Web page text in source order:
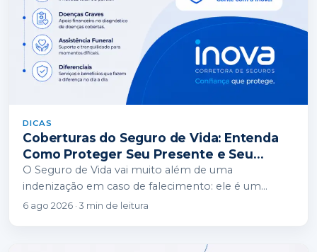
DICAS
Coberturas do Seguro de Vida: Entenda
Como Proteger Seu Presente e Seu
Futuro
O Seguro de Vida vai muito além de uma
indenização em caso de falecimento: ele é um
instrumento de proteção financeira completo…
6 ago 2026 · 3 min de leitura